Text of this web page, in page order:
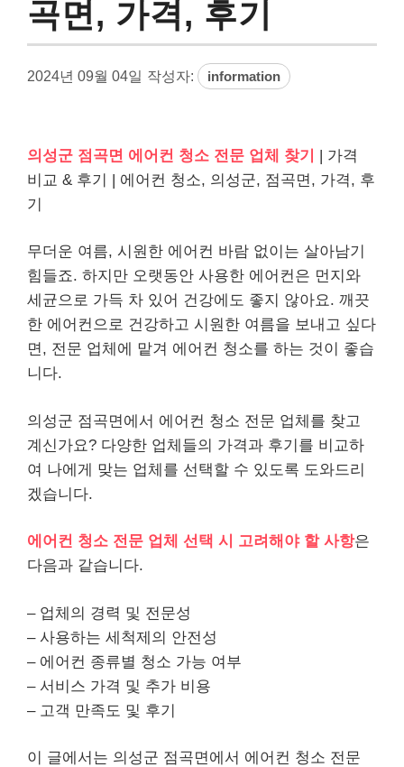
곡면, 가격, 후기
2024년 09월 04일 작성자: information
의성군 점곡면 에어컨 청소 전문 업체 찾기
| 가격
비교 & 후기 | 에어컨 청소, 의성군, 점곡면, 가격, 후
기
무더운 여름, 시원한 에어컨 바람 없이는 살아남기
힘들죠. 하지만 오랫동안 사용한 에어컨은 먼지와
세균으로 가득 차 있어 건강에도 좋지 않아요. 깨끗
한 에어컨으로 건강하고 시원한 여름을 보내고 싶다
면, 전문 업체에 맡겨 에어컨 청소를 하는 것이 좋습
니다.
의성군 점곡면에서 에어컨 청소 전문 업체를 찾고
계신가요? 다양한 업체들의 가격과 후기를 비교하
여 나에게 맞는 업체를 선택할 수 있도록 도와드리
겠습니다.
에어컨 청소 전문 업체 선택 시 고려해야 할 사항은
다음과 같습니다.
– 업체의 경력 및 전문성
– 사용하는 세척제의 안전성
– 에어컨 종류별 청소 가능 여부
– 서비스 가격 및 추가 비용
– 고객 만족도 및 후기
이 글에서는 의성군 점곡면에서 에어컨 청소 전문